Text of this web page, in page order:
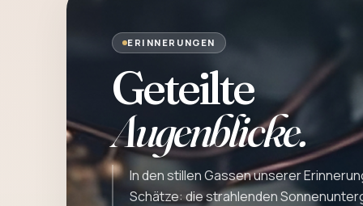
ERINNERUNGEN
Geteilte
Augenblicke.
In den stillen Gassen unserer
Schätze: die strahlenden